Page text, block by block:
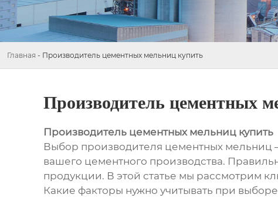
Главная - Производитель цементных мельниц купить
Производитель цементных
Производитель цементных мельниц купить
Выбор производителя цементных мельниц
вашего цементного производства.
продукции. В этой статье мы рассмотрим
Какие факторы нужно учитывать при